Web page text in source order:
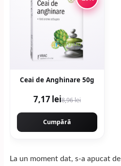
Ceai de Anghinare 50g
7,17 lei8,96 lei
Cumpără
La un moment dat, s-a apucat